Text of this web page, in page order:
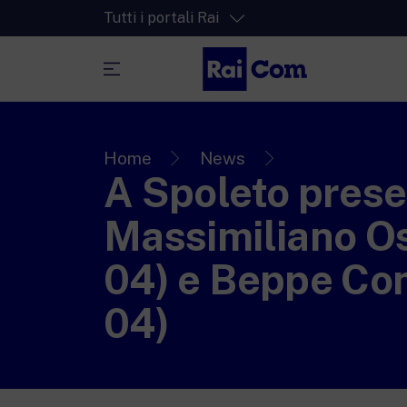
Tutti i portali Rai
La piattaforma di streaming video per
La piattaforma digitale dei canali Radio
RaiPlay Sound
Lo spazio sicuro ricco di cartoni animati
più piccoli.
RaiPlay YoYo
Home News
A Spoleto
Massimiliano
04) e Beppe
04)